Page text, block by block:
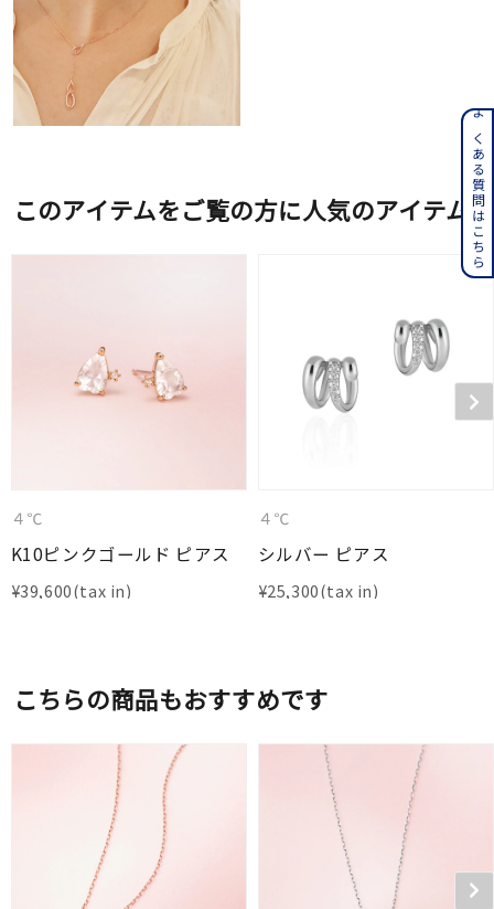
このアイテムをご覧の方に人気のアイテム
４℃
K10ピンクゴールド ピアス
¥39,600
４℃
シルバー ピアス
¥25,300
こちらの商品もおすすめです
よくある質問はこちら